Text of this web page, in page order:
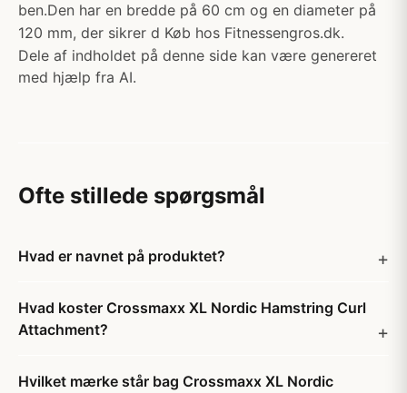
ben.Den har en bredde på 60 cm og en diameter på
120 mm, der sikrer d Køb hos Fitnessengros.dk.
Dele af indholdet på denne side kan være genereret
med hjælp fra AI.
Ofte stillede spørgsmål
Hvad er navnet på produktet?
Hvad koster Crossmaxx XL Nordic Hamstring Curl
Attachment?
Hvilket mærke står bag Crossmaxx XL Nordic